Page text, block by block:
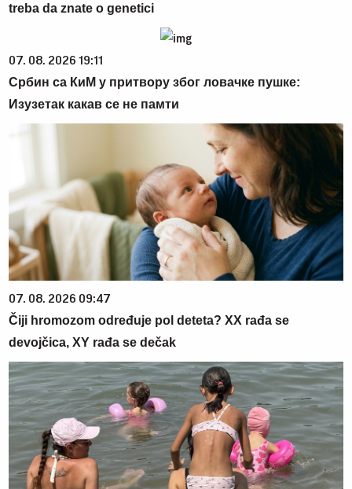
treba da znate o genetici
07. 08. 2026 19:11
Србин са КиМ у притвору због ловачке пушке:
Изузетак какав се не памти
07. 08. 2026 09:47
Čiji hromozom određuje pol deteta? XX rađa se
devojčica, XY rađa se dečak